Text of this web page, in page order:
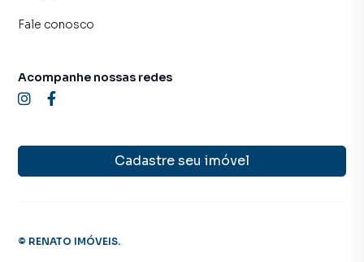
Fale conosco
Cadastre seu imóvel
Acompanhe nossas redes
© RENATO IMÓVEIS.